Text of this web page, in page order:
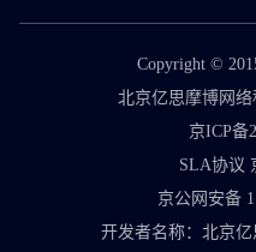
Copyright ©
北京亿思摩博网
京ICP备
SLA协议
京公网安备
开发者名称：北京